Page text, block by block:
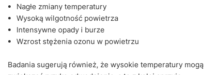
Nagłe zmiany temperatury
Wysoką wilgotność powietrza
Intensywne opady i burze
Wzrost stężenia ozonu w powietrzu
Badania sugerują również, że wysokie temperatury mogą